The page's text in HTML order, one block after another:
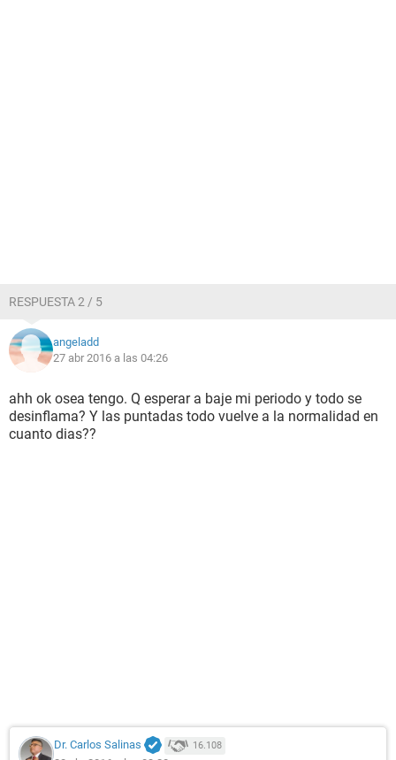
RESPUESTA 2 / 5
angeladd
27 abr 2016 a las 04:26
ahh ok osea tengo. Q esperar a baje mi periodo y todo se
desinflama? Y las puntadas todo vuelve a la normalidad en
cuanto dias??
Dr. Carlos Salinas 16.108